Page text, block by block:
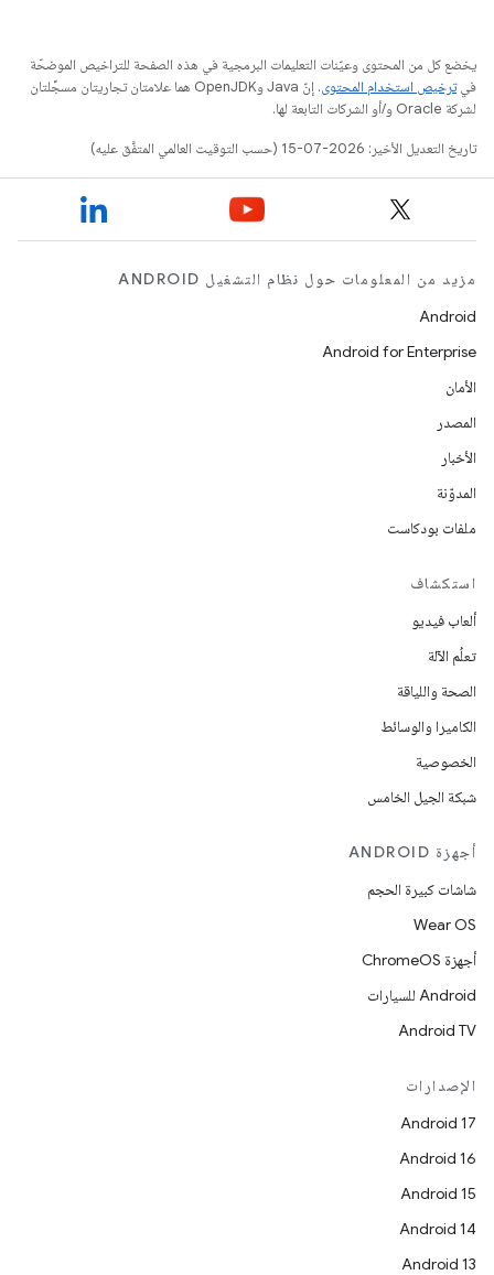
يخضع كل من المحتوى وعيّنات التعليمات البرمجية في هذه الصفحة للتراخيص الموضحّة
فيترخيص استخدام المحتوى
. إنّ Java وOpenJDK هما علامتان تجاريتان مسجَّلتان
لشركة Oracle و/أو الشركات التابعة لها.
تاريخ التعديل الأخير: 2026-07-15 (حسب التوقيت العالمي المتفَّق عليه)
مزيد من المعلومات حول نظام التشغيل ANDROID
Android
Android for Enterprise
الأمان
المصدر
الأخبار
المدوّنة
ملفات بودكاست
استكشاف
ألعاب فيديو
تعلُم الآلة
الصحة واللياقة
الكاميرا والوسائط
الخصوصية
شبكة الجيل الخامس
أجهزة ANDROID
شاشات كبيرة الحجم
Wear OS
أجهزة ChromeOS
Android للسيارات
Android TV
الإصدارات
Android 17
Android 16
Android 15
Android 14
Android 13